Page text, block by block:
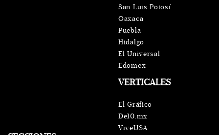
VERTICALES
El Gráfico
De10.mx
ViveUSA
San Luis Potosí
Oaxaca
Puebla
Hidalgo
El Universal
Edomex